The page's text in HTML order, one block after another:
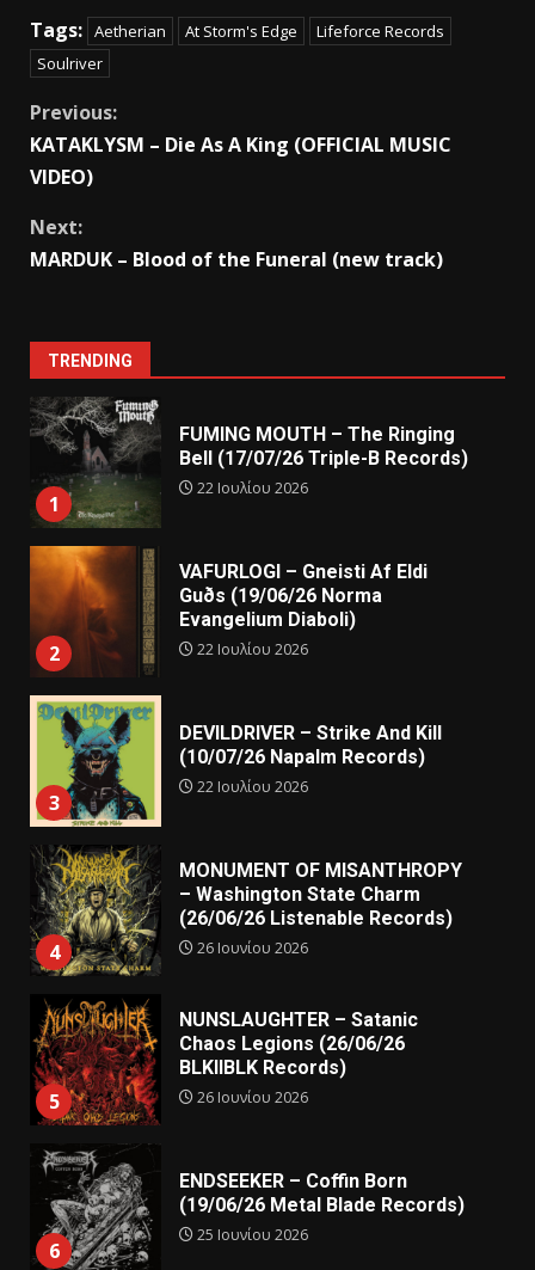
Tags: Aetherian At Storm's Edge
Lifeforce Records
Soulriver
Previous:
KATAKLYSM – Die As A King (OFFICIAL MUSIC
VIDEO)
Next:
MARDUK – Blood of the Funeral (new track)
TRENDING
1
FUMING MOUTH – The Ringing
Bell (17/07/26 Triple-B Records)
22 Ιουλίου 2026
2
VAFURLOGI – Gneisti Af Eldi
Guðs (19/06/26 Norma
Evangelium Diaboli)
22 Ιουλίου 2026
3
DEVILDRIVER – Strike And Kill
(10/07/26 Napalm Records)
22 Ιουλίου 2026
4
MONUMENT OF MISANTHROPY
– Washington State Charm
(26/06/26 Listenable Records)
26 Ιουνίου 2026
5
NUNSLAUGHTER – Satanic
Chaos Legions (26/06/26
BLKIIBLK Records)
26 Ιουνίου 2026
6
ENDSEEKER – Coffin Born
(19/06/26 Metal Blade Records)
25 Ιουνίου 2026